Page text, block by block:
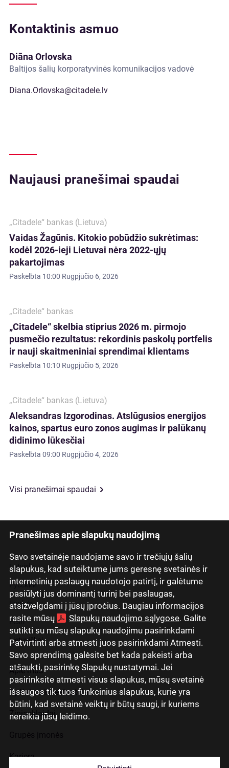
Pranešimas apie slapukų naudojimą
Savo svetainėje naudojame savo ir trečiųjų šalių
slapukus, kad suteiktume jums geresnę svetainės ir
internetinių paslaugų naudotojo patirtį, ir galėtume
pasiūlyti jus dominantį turinį bei paslaugas,
atsižvelgdami į jūsų įpročius. Daugiau informacijos
rasite mūsų
Slapukų naudojimo sąlygose. Galite
sutikti su mūsų slapukų naudojimu pasirinkdami
Patvirtinti arba atmesti juos pasirinkdami Atmesti.
Savo sprendimą galėsite bet kada pakeisti arba
atšaukti, pasirinkę Slapukų nustatymai. Jei
pasirinksite atmesti visus slapukus, mūsų svetainė
išsaugos tik tuos funkcinius slapukus, kurie yra
būtini, kad svetainė veiktų ir būtų saugi, ir kuriems
nereikia jūsų leidimo.
Kontaktinis asmuo
Diāna Orlovska
Baltijos šalių korporatyvinės komunikacijos vadovė
Diana.Orlovska@citadele.lv
Naujausi pranešimai spaudai
„Citadele“ bankas (Lietuva)
Vaidas Žagūnis. Kitokio pobūdžio sukrėtimas:
kodėl 2026-ieji Lietuvai nėra 2022-ųjų
pakartojimas
Paskelbta 10:00 Rugpjūčio 6, 2026
„Citadele“ bankas
„Citadele“ skelbia stiprius 2026 m. pirmojo
pusmečio rezultatus: rekordinis paskolų portfelis
ir nauji skaitmeniniai sprendimai klientams
Paskelbta 10:10 Rugpjūčio 5, 2026
„Citadele“ bankas (Lietuva)
Aleksandras Izgorodinas. Atslūgusios energijos
kainos, spartus euro zonos augimas ir palūkanų
didinimo lūkesčiai
Paskelbta 09:00 Rugpjūčio 4, 2026
Visi pranešimai spaudai
Latviski
Русский
English
Eesti
Lietuviškai
Apie mus
Ryšiai su investuotojais
Žiniasklaidai
Karjera